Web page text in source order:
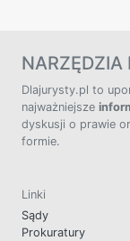
NARZĘDZIA
Dlajurysty.pl to
najważniejsze
dyskusji o prawie
formie.
Linki
Sądy
Prokuratury